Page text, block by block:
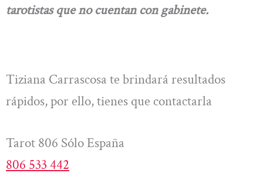
tarotistas que no cuentan con gabinete.
Tiziana Carrascosa te brindará resultados
rápidos, por ello, tienes que contactarla
Tarot 806 Sólo España
806 533 442